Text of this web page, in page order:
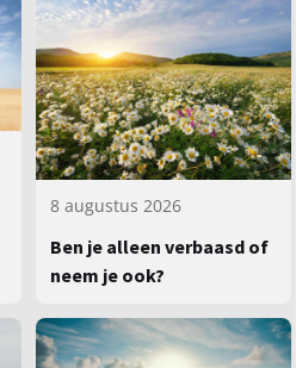
8 augustus 2026
Ben je alleen verbaasd of
neem je ook?